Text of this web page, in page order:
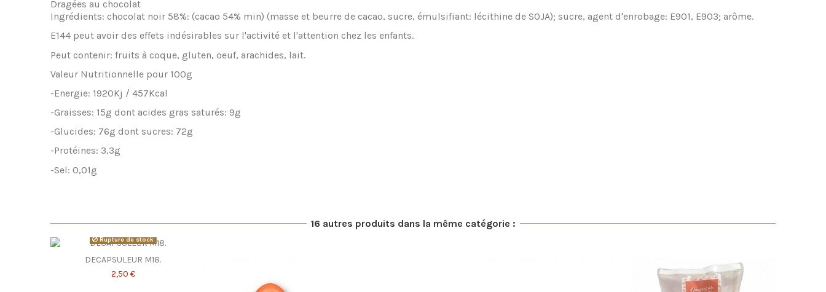
Dragées au chocolat
Ingrédients: chocolat noir 58%: (cacao 54% min) (masse et beurre de cacao, sucre,émulsifiant: lécithine de SOJA); sucre, agent d'enrobage: E901, E903; arôme.
E144 peut avoir des effets indésirables sur l'activité et l'attention chez les enfants.
Peut contenir: fruitsà coque, gluten, oeuf, arachides, lait.
Valeur Nutritionnelle pour 100g
-Energie: 1920Kj / 457Kcal
-Graisses: 15g dont acides gras saturés: 9g
-Glucides: 76g dont sucres: 72g
-Protéines: 3,3g
-Sel: 0,01g
16 autres produits dans la même catégorie :
Rupture de stock
DECAPSULEUR M18.
2,50 €